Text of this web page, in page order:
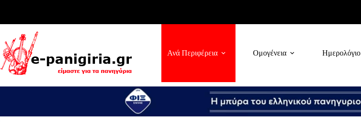
Ανά Περιφέρεια Ομογένεια Ημερολόγιο